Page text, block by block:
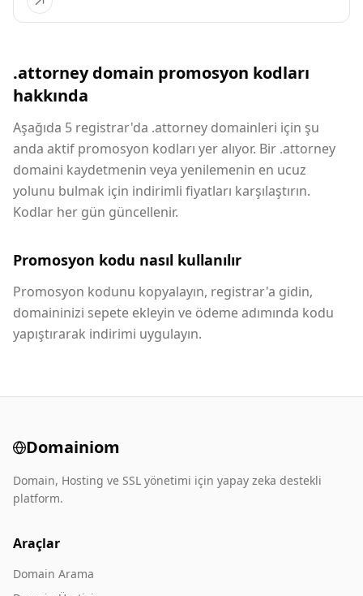
.attorney domain promosyon kodları
hakkında
Aşağıda 5 registrar'da .attorney domainleri için şu
anda aktif promosyon kodları yer alıyor. Bir .attorney
domaini kaydetmenin veya yenilemenin en ucuz
yolunu bulmak için indirimli fiyatları karşılaştırın.
Kodlar her gün güncellenir.
Promosyon kodu nasıl kullanılır
Promosyon kodunu kopyalayın, registrar'a gidin,
domaininizi sepete ekleyin ve ödeme adımında kodu
yapıştırarak indirimi uygulayın.
Domainiom
Domain, Hosting ve SSL yönetimi için yapay zeka destekli
platform.
Araçlar
Domain Arama